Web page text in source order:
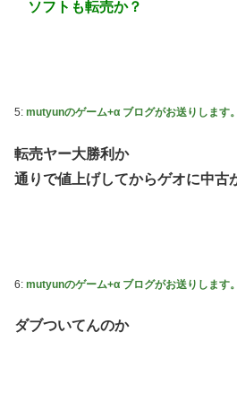
ソフトも転売か？
5: mutyunのゲーム+α ブログがお送りします。
転売ヤー大勝利か
通りで値上げしてからゲオに中古
6: mutyunのゲーム+α ブログがお送りします。
ダブついてんのか